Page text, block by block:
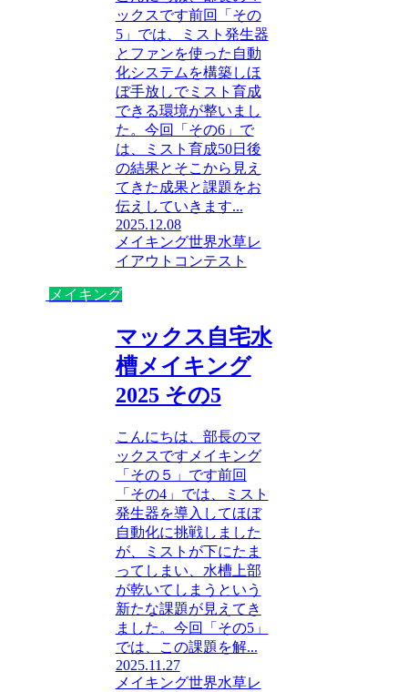
ックスです前回「その
5」では、ミスト発生器
とファンを使った自動
化システムを構築しほ
ぼ手放しでミスト育成
できる環境が整いまし
た。今回「その6」で
は、ミスト育成50日後
の結果とそこから見え
てきた成果と課題をお
伝えしていきます...
2025.12.08
メイキング世界水草レ
イアウトコンテスト
メイキング
マックス自宅水
槽メイキング
2025 その5
こんにちは、部長のマ
ックスですメイキング
「その５」です前回
「その4」では、ミスト
発生器を導入してほぼ
自動化に挑戦しました
が、ミストが下にたま
ってしまい、水槽上部
が乾いてしまうという
新たな課題が見えてき
ました。今回「その5」
では、この課題を解...
2025.11.27
メイキング世界水草レ